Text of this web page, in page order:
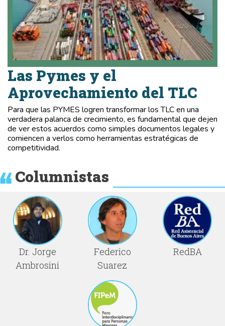
Las Pymes y el
Aprovechamiento del TLC
Para que las PYMES logren transformar los TLC en una
verdadera palanca de crecimiento, es fundamental que dejen
de ver estos acuerdos como simples documentos legales y
comiencen a verlos como herramientas estratégicas de
competitividad.
Columnistas
Dr. Jorge
Ambrosini
Federico
Suarez
RedBA